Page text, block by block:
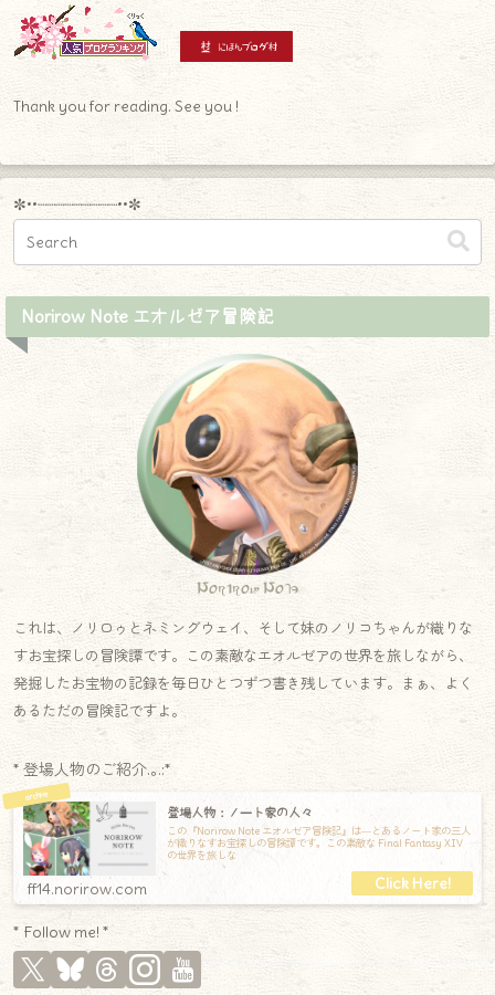
Thank you for reading. See you !
✼••┈┈┈┈┈┈┈┈┈••✼
Norirow Note エオルゼア冒険記
Norirow Note
これは、ノリロゥとネミングウェイ、そして妹のノリコちゃんが織りな
すお宝探しの冒険譚です。この素敵なエオルゼアの世界を旅しながら、
発掘したお宝物の記録を毎日ひとつずつ書き残しています。まぁ、よく
あるただの冒険記ですよ。
* 登場人物のご紹介.｡.:*
登場人物：ノート家の人々
この『Norirow Note エオルゼア冒険記』は―とあるノート家の三人
が織りなすお宝探しの冒険譚です。この素敵な Final Fantasy XIV
の世界を旅しな
ff14.norirow.com
* Follow me! *